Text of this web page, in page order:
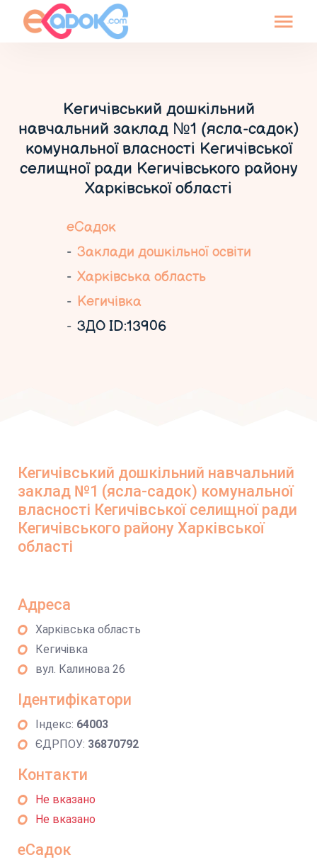
Кегичівський дошкільний
навчальний заклад №1 (ясла-садок)
комунальної власності Кегичівської
селищної ради Кегичівського району
Харківської області
еСадок
Заклади дошкільної освіти
Харківська область
Кегичівка
ЗДО ID:13906
Кегичівський дошкільний навчальний
заклад №1 (ясла-садок) комунальної
власності Кегичівської селищної ради
Кегичівського району Харківської
області
Адреса
Харківська область
Кегичівка
вул. Калинова 26
Ідентифікатори
Індекс: 64003
ЄДРПОУ: 36870792
Контакти
Не вказано
Не вказано
еСадок